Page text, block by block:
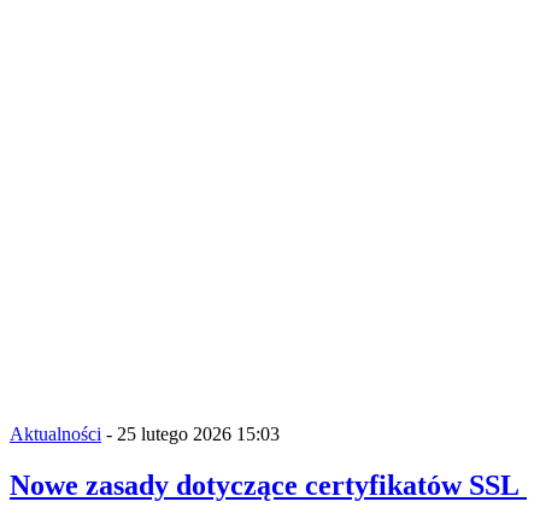
Aktualności - 25 lutego 2026 15:03
Nowe zasady dotyczące certyfikatów SSL